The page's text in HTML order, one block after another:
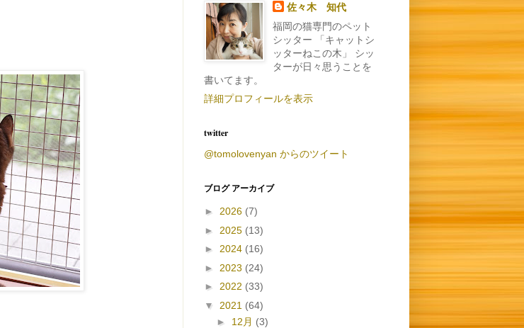
佐々木 知代
福岡の猫専門のペット
シッター 「キャットシ
ッターねこの木」 シッ
ターが日々思うことを
書いてます。
詳細プロフィールを表示
twitter
@tomolovenyan からのツイート
ブログ アーカイブ
► 2026 (7)
► 2025 (13)
► 2024 (16)
► 2023 (24)
► 2022 (33)
▼ 2021 (64)
► 12月 (3)